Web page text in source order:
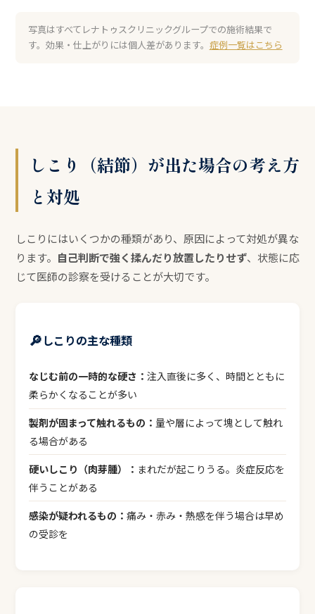
写真はすべてレナトゥスクリニックグループでの施術結果で
す。効果・仕上がりには個人差があります。 症例一覧はこちら
しこり（結節）が出た場合の考え方
と対処
しこりにはいくつかの種類があり、原因によって対処が異な
ります。 自己判断で強く揉んだり放置したりせず、状態に応
じて医師の診察を受けることが大切です。
🔎しこりの主な種類
なじむ前の一時的な硬さ：注入直後に多く、時間とともに
柔らかくなることが多い
製剤が固まって触れるもの： 量や層によって塊として触れ
る場合がある
硬いしこり（肉芽腫）： まれだが起こりうる。炎症反応を
伴うことがある
感染が疑われるもの：痛み・赤み・熱感を伴う場合は早め
の受診を